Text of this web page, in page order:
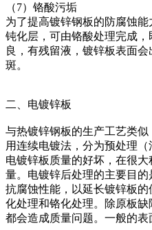
（7）铬酸污垢
为了提高镀锌钢板的防腐蚀
钝化层，可由铬酸处理完成
良，有残留液，镀锌板表面
斑。
二、电镀锌板
与热镀锌钢板的生产工艺类
用连续电镀法，分为预处理（
电镀锌板质量的好坏，在很
量。电镀锌后处理的主要目
抗腐蚀性能，以延长镀锌板
化处理和铬化处理。除原板缺
都会造成质量问题。一般的表